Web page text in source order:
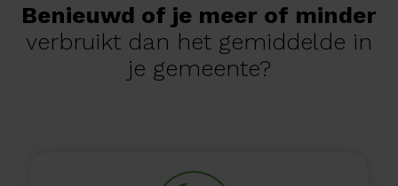
Benieuwd of je meer of minder
verbruikt dan het gemiddelde in
je gemeente?